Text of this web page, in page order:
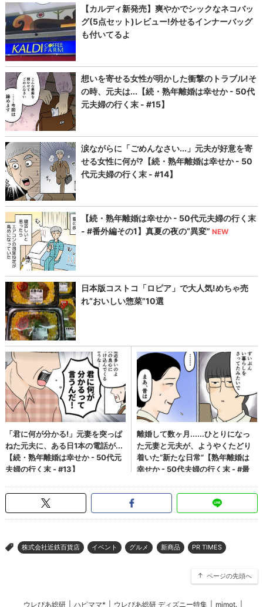
> 株式会社近鉄百貨店 イベント グルメ 新商品 PR TIMES
ページの先頭へ
ウレぴあ総研 ハピママ* ウレぴあ総研 ディズニー特集 mimot.